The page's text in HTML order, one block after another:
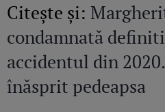
Citeşte şi:
condamnată
accidentul din
înăsprit pedeapsa